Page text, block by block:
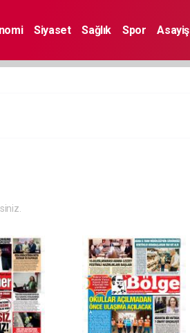
Siyaset Sağlık Spor Asayiş